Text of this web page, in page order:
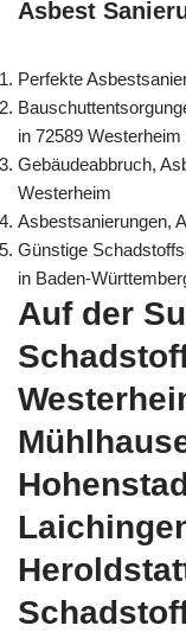
Asbest
Perfekte
in 72589
Gebäudeabbruch,
Westerheim
Asbestsanierungen,
Günstige
in Baden-
Auf der